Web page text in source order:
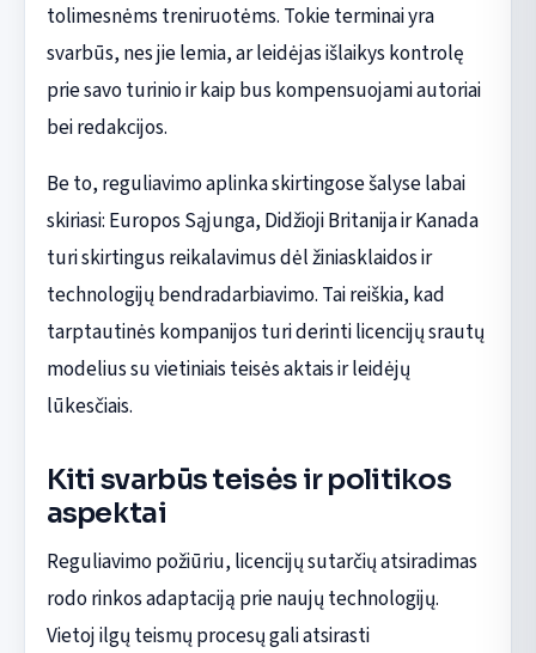
tolimesnėms treniruotėms. Tokie terminai yra
svarbūs, nes jie lemia, ar leidėjas išlaikys kontrolę
prie savo turinio ir kaip bus kompensuojami autoriai
bei redakcijos.
Be to, reguliavimo aplinka skirtingose šalyse labai
skiriasi: Europos Sąjunga, Didžioji Britanija ir Kanada
turi skirtingus reikalavimus dėl žiniasklaidos ir
technologijų bendradarbiavimo. Tai reiškia, kad
tarptautinės kompanijos turi derinti licencijų srautų
modelius su vietiniais teisės aktais ir leidėjų
lūkesčiais.
Kiti svarbūs teisės ir politikos
aspektai
Reguliavimo požiūriu, licencijų sutarčių atsiradimas
rodo rinkos adaptaciją prie naujų technologijų.
Vietoj ilgų teismų procesų gali atsirasti